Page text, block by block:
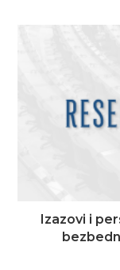
Izazovi i